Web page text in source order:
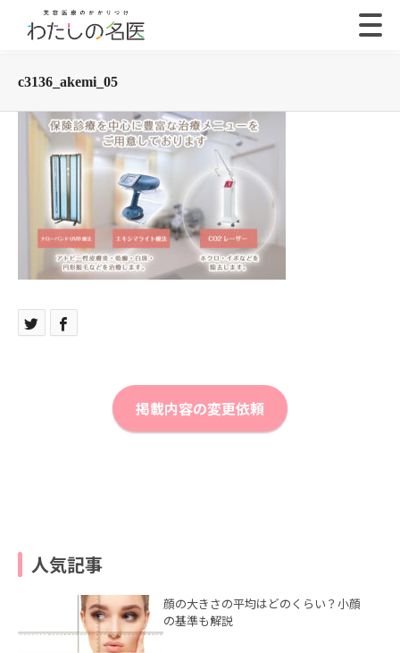
c3136_akemi_05
掲載内容の変更依頼
人気記事
顔の大きさの平均はどのくらい？小顔
の基準も解説